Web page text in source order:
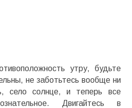
утру, будьте
не заботьтесь вообще ни
село солнце, и теперь все
Двигайтесь в